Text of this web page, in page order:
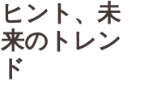
ヒント、未
来のトレン
ド